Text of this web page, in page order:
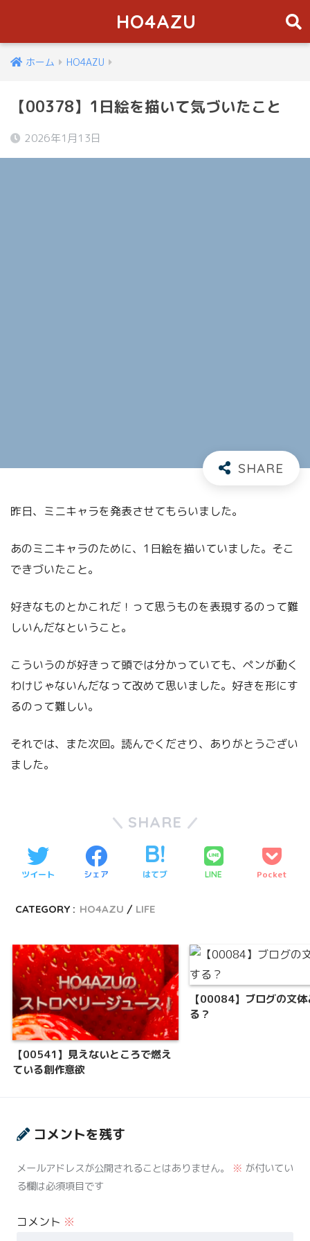
HO4AZU
ホーム HO4AZU
【00378】1日絵を描いて気づいたこと
2026年1月13日
昨日、ミニキャラを発表させてもらいました。
あのミニキャラのために、1日絵を描いていました。そこ
できづいたこと。
好きなものとかこれだ！って思うものを表現するのって難
しいんだなということ。
こういうのが好きって頭では分かっていても、ペンが動く
わけじゃないんだなって改めて思いました。好きを形にす
るのって難しい。
それでは、また次回。読んでくださり、ありがとうござい
ました。
SHARE
ツイート シェア はてブ LINE Pocket
CATEGORY : HO4AZU LIFE
【00541】見えないところで燃え
ている創作意欲
【00084】ブログの文
る？
コメントを残す
メールアドレスが公開されることはありません。 ※ が付いてい
る欄は必須項目です
コメント ※